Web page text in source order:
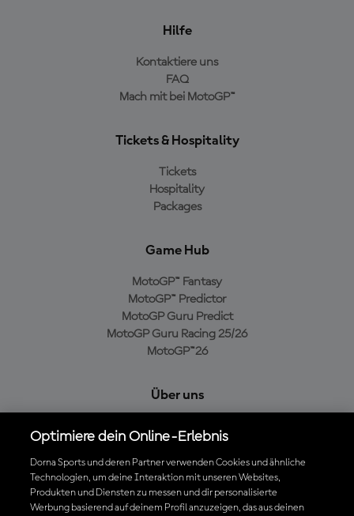
Hilfe
Kontaktiere uns
FAQ
Mach mit bei MotoGP™
Tickets & Hospitality
Tickets
Hospitality
Packages
Game Hub
MotoGP™ Fantasy
MotoGP™ Predictor
MotoGP Guru Predict
MotoGP Guru Racing 25/26
MotoGP™26
Über uns
Cookie-Richtlinien
Geschäftsbedingungen
Datenschutzrichtlinien
Kaufrichtlinie
Optimiere dein Online-Erlebnis
Dorna Sports und deren Partner verwenden Cookies und ähnliche
Technologien, um deine Interaktion mit unseren Websites,
Produkten und Diensten zu messen und dir personalisierte
Werbung basierend auf deinem Profil anzuzeigen, das aus deinen